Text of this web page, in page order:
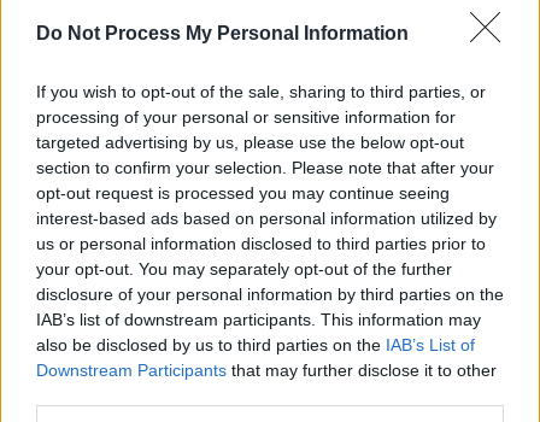
Do Not Process My Personal Information
If you wish to opt-out of the sale, sharing to third parties, or
processing of your personal or sensitive information for
targeted advertising by us, please use the below opt-out
section to confirm your selection. Please note that after your
opt-out request is processed you may continue seeing
interest-based ads based on personal information utilized by
us or personal information disclosed to third parties prior to
your opt-out. You may separately opt-out of the further
disclosure of your personal information by third parties on the
IAB’s list of downstream participants. This information may
also be disclosed by us to third parties on the IAB’s List of
Downstream Participants that may further disclose it to other
οι δράσεις έχουν πάει πολύ καλά.Από τις 17
γιορταστικές δράσεις και την ποδηλατάδα
στις 11 Φεβρουαρίου».
Πάνω από 65.000 επισκέπτες
Η Ηρώ Ειρήνη Κουρή αναφέρθηκε και στον
αυξημένο αριθμό επισκεπτών που έχουν
αρχίσει να σπεύδουν στην Πάτρα από κάθε
γωνιά της Ελλάδας: «Από σήμερα κιόλας η
κίνηση είναι πολύ αυξημένη. Μόνο για την
Παρασκευή 24 Φεβρουαρίου τοΚΤΕΛ